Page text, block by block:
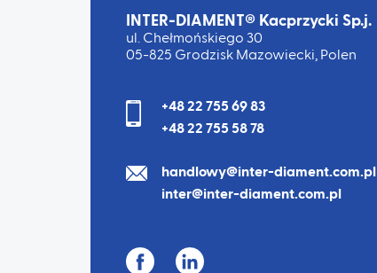
INTER-DIAMENT® Kacprzycki Sp.j.
ul. Chełmońskiego 30
05-825 Grodzisk Mazowiecki, Polen
+48 22 755 69 83
+48 22 755 58 78
handlowy@inter-diament.com.pl
inter@inter-diament.com.pl